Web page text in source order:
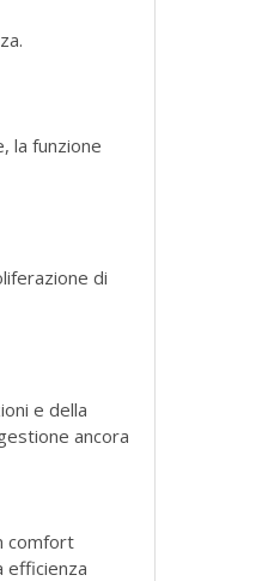
la funzione
di
e della
ancora
comfort
efficienza